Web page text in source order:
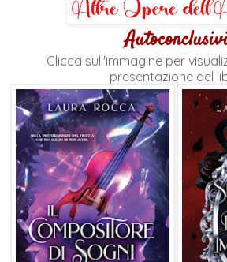
Clicca sull'immagine per
presentazione del